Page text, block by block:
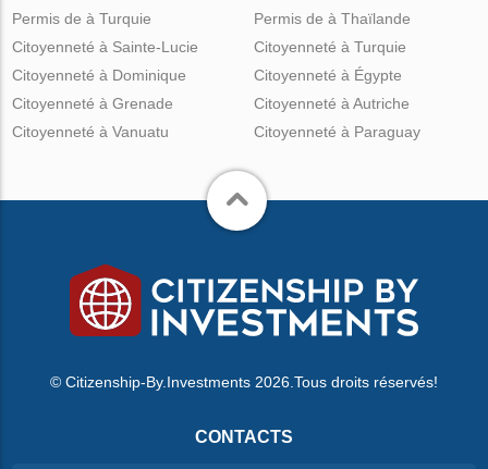
Permis de à Turquie
Permis de à Thaïlande
Citoyenneté à Sainte-Lucie
Citoyenneté à Dominique
Citoyenneté à Grenade
Citoyenneté à Vanuatu
Citoyenneté à Turquie
Citoyenneté à Égypte
Citoyenneté à Autriche
Citoyenneté à Paraguay
© Citizenship-By.Investments 2026.Tous droits réservés!
CONTACTS